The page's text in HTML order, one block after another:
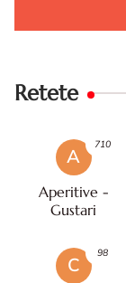
Retete
A
Aperitive -
Gustari
710
C
98